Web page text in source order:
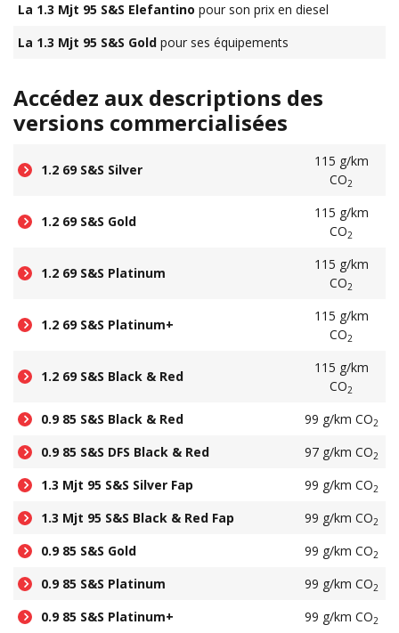
La 1.3 Mjt 95 S&S Elefantino pour son prix en diesel
La 1.3 Mjt 95 S&S Gold pour ses équipements
Accédez aux descriptions des
versions commercialisées
1.2 69 S&S Silver
115 g/km
CO2
1.2 69 S&S Gold
115 g/km
CO2
1.2 69 S&S Platinum
115 g/km
CO2
1.2 69 S&S Platinum+
115 g/km
CO2
1.2 69 S&S Black & Red
115 g/km
CO2
0.9 85 S&S Black & Red 99 g/km CO2
0.9 85 S&S DFS Black & Red 97 g/km CO2
1.3 Mjt 95 S&S Silver Fap 99 g/km CO2
1.3 Mjt 95 S&S Black & Red Fap 99 g/km CO2
0.9 85 S&S Gold 99 g/km CO2
0.9 85 S&S Platinum 99 g/km CO2
0.9 85 S&S Platinum+ 99 g/km CO2